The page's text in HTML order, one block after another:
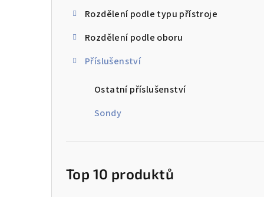
Rozdělení podle typu přístroje
Rozdělení podle oboru
Příslušenství
Ostatní příslušenství
Sondy
Top 10 produktů